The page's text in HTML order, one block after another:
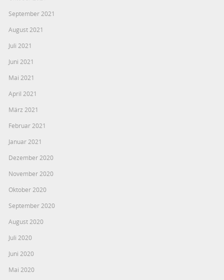
September 2021
August 2021
Juli 2021
Juni 2021
Mai 2021
April 2021
März 2021
Februar 2021
Januar 2021
Dezember 2020
November 2020
Oktober 2020
September 2020
August 2020
Juli 2020
Juni 2020
Mai 2020